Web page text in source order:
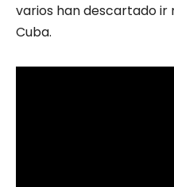
varios han descartado ir
Cuba.